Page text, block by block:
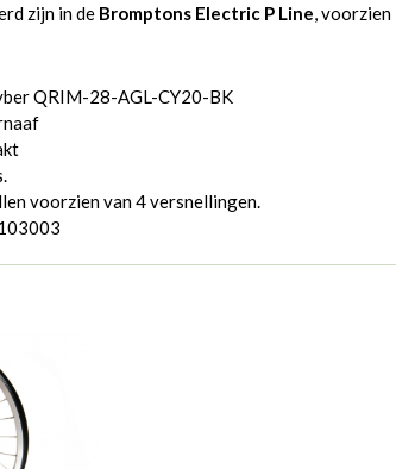
zijn in de Bromptons Electric P Line, voorzien
QRIM-28-AGL-CY20-BK
voorzien van 4 versnellingen.